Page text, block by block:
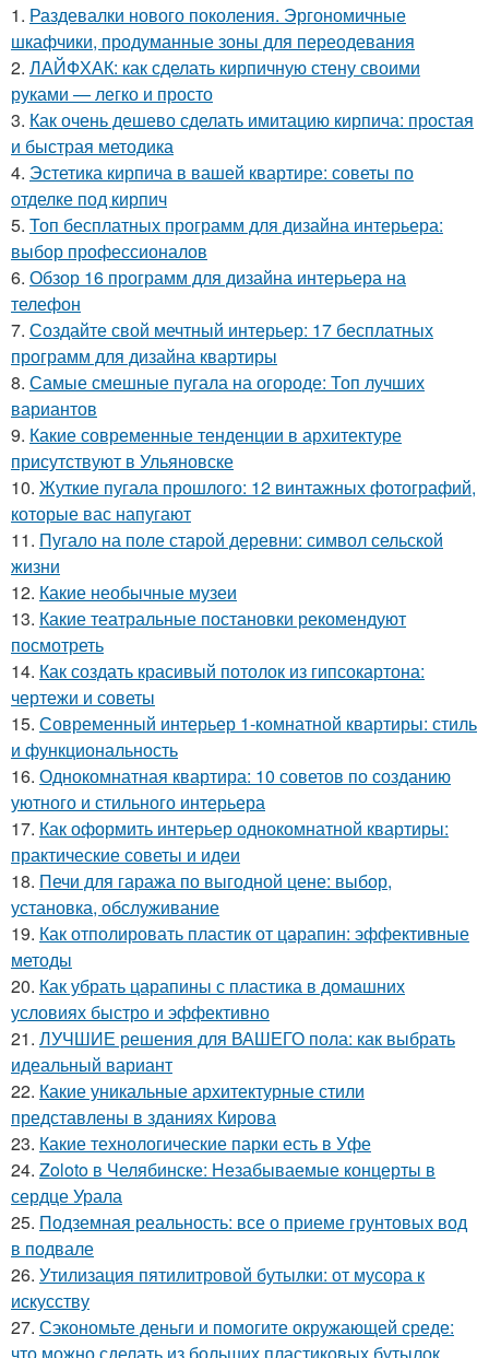
1. Раздевалки нового поколения. Эргономичные
шкафчики, продуманные зоны для переодевания
2. ЛАЙФХАК: как сделать кирпичную стену своими
руками — легко и просто
3. Как очень дешево сделать имитацию кирпича: простая
и быстрая методика
4. Эстетика кирпича в вашей квартире: советы по
отделке под кирпич
5. Топ бесплатных программ для дизайна интерьера:
выбор профессионалов
6. Обзор 16 программ для дизайна интерьера на
телефон
7. Создайте свой мечтный интерьер: 17 бесплатных
программ для дизайна квартиры
8. Самые смешные пугала на огороде: Топ лучших
вариантов
9. Какие современные тенденции в архитектуре
присутствуют в Ульяновске
10. Жуткие пугала прошлого: 12 винтажных фотографий,
которые вас напугают
11. Пугало на поле старой деревни: символ сельской
жизни
12. Какие необычные музеи
13. Какие театральные постановки рекомендуют
посмотреть
14. Как создать красивый потолок из гипсокартона:
чертежи и советы
15. Современный интерьер 1-комнатной квартиры: стиль
и функциональность
16. Однокомнатная квартира: 10 советов по созданию
уютного и стильного интерьера
17. Как оформить интерьер однокомнатной квартиры:
практические советы и идеи
18. Печи для гаража по выгодной цене: выбор,
установка, обслуживание
19. Как отполировать пластик от царапин: эффективные
методы
20. Как убрать царапины с пластика в домашних
условиях быстро и эффективно
21. ЛУЧШИЕ решения для ВАШЕГО пола: как выбрать
идеальный вариант
22. Какие уникальные архитектурные стили
представлены в зданиях Кирова
23. Какие технологические парки есть в Уфе
24. Zoloto в Челябинске: Незабываемые концерты в
сердце Урала
25. Подземная реальность: все о приеме грунтовых вод
в подвале
26. Утилизация пятилитровой бутылки: от мусора к
искусству
27. Сэкономьте деньги и помогите окружающей среде:
что можно сделать из больших пластиковых бутылок